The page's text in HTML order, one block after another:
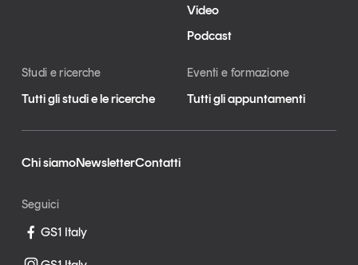
Video
Podcast
Studi e ricerche
Tutti gli studi e le ricerche
Eventi e formazione
Tutti gli appuntamenti
Chi siamoNewsletterContatti
Seguici
GS1 Italy